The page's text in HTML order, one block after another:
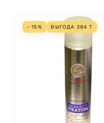
- 15% ВЫГОДА 384 Т